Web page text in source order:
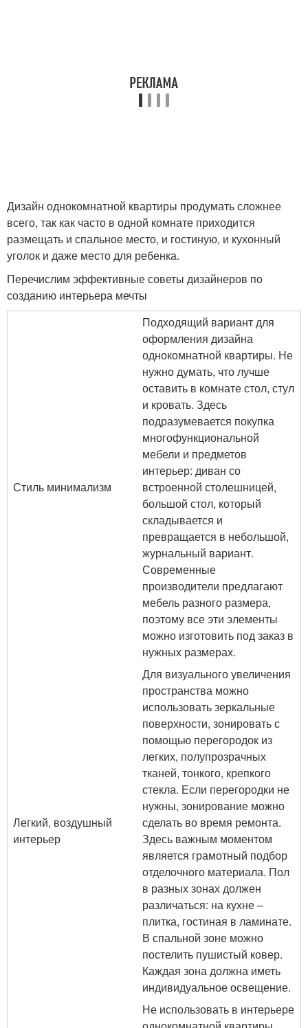
Дизайн однокомнатной квартиры продумать сложнее
всего, так как часто в одной комнате приходится
размещать и спальное место, и гостиную, и кухонный
уголок и даже место для ребенка.
Перечислим эффективные советы дизайнеров по
созданию интерьера мечты
Стиль минимализм
Подходящий вариант для
оформления дизайна
однокомнатной квартиры. Не
нужно думать, что лучше
оставить в комнате стол, стул
и кровать. Здесь
подразумевается покупка
многофункциональной
мебели и предметов
интерьер: диван со
встроенной столешницей,
большой стол, который
складывается и
превращается в небольшой,
журнальный вариант.
Современные
производители предлагают
мебель разного размера,
поэтому все эти элементы
можно изготовить под заказ в
нужных размерах.
Легкий, воздушный
интерьер
Для визуального увеличения
пространства можно
использовать зеркальные
поверхности, зонировать с
помощью перегородок из
легких, полупрозрачных
тканей, тонкого, крепкого
стекла. Если перегородки не
нужны, зонирование можно
сделать во время ремонта.
Здесь важным моментом
является грамотный подбор
отделочного материала. Пол
в разных зонах должен
различаться: на кухне –
плитка, гостиная в ламинате.
В спальной зоне можно
постелить пушистый ковер.
Каждая зона должна иметь
индивидуальное освещение.
Не использовать в интерьере